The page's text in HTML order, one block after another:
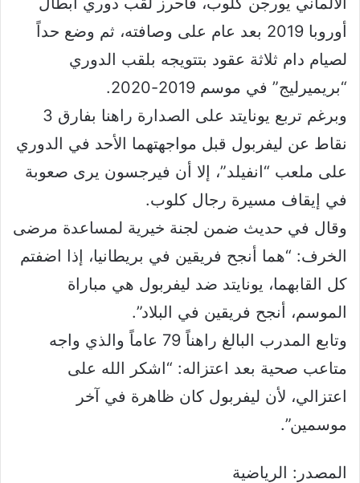
أوروبا 2019 بعد عام على وصافته، ثم وضع حداً
لصيام دام ثلاثة عقود بتتويجه بلقب الدوري
“بريميرليج” في موسم 2019-2020.
وبرغم تربع يونايتد على الصدارة راهنا بفارق 3
نقاط عن ليفربول قبل مواجهتهما الأحد في الدوري
على ملعب “انفيلد”، إلا أن فيرجسون يرى صعوبة
في إيقاف مسيرة رجال كلوب.
وقال في حديث ضمن لجنة خيرية لمساعدة مرضى
الخرف: “هما أنجح فريقين في بريطانيا، إذا اضفتم
كل القابهما، يونايتد ضد ليفربول هي مباراة
الموسم، أنجح فريقين في البلاد”.
وتابع المدرب البالغ راهناً 79 عاماً والذي واجه
متاعب صحية بعد اعتزاله: “اشكر الله على
اعتزالي، لأن ليفربول كان ظاهرة في آخر
موسمين”.
المصدر: الرياضية